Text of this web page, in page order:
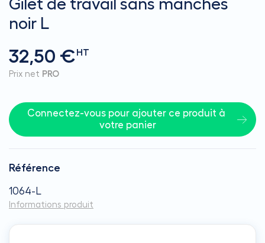
Gilet de travail sans manches
noir L
32,50 €HT
Prix net PRO
Connectez-vous pour ajouter ce produit à
votre panier
Référence
1064-L
Informations produit